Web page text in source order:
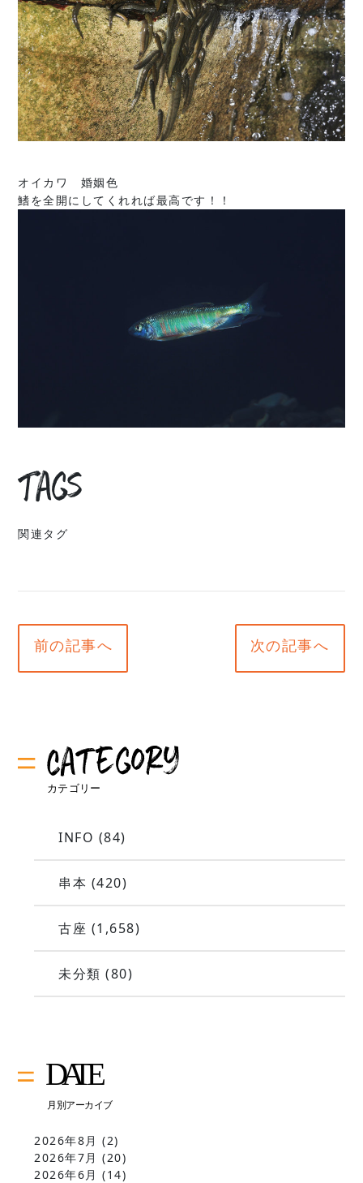
オイカワ 婚姻色
鰭を全開にしてくれれば最高です！！
Tags
関連タグ
前の記事へ 次の記事へ
INFO (84)
串本 (420)
古座 (1,658)
未分類 (80)
2026年8月 (2)
2026年7月 (20)
2026年6月 (14)